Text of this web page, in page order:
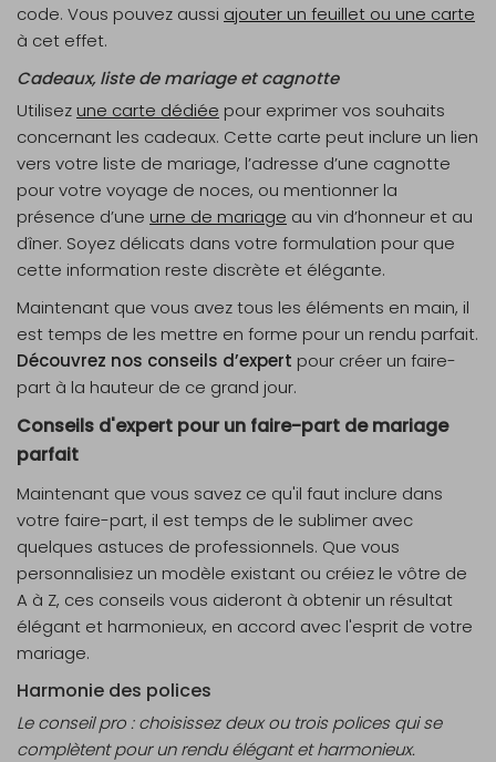
code. Vous pouvez aussi ajouter un feuillet ou une carte
à cet effet.
Cadeaux, liste de mariage et cagnotte
Utilisez une carte dédiée pour exprimer vos souhaits
concernant les cadeaux. Cette carte peut inclure un lien
vers votre liste de mariage, l’adresse d’une cagnotte
pour votre voyage de noces, ou mentionner la
présence d’une urne de mariage au vin d’honneur et au
dîner. Soyez délicats dans votre formulation pour que
cette information reste discrète et élégante.
Maintenant que vous avez tous les éléments en main, il
est temps de les mettre en forme pour un rendu parfait.
Découvrez nos conseils d’expert pour créer un faire-
part à la hauteur de ce grand jour.
Conseils d'expert pour un faire-part de mariage
parfait
Maintenant que vous savez ce qu'il faut inclure dans
votre faire-part, il est temps de le sublimer avec
quelques astuces de professionnels. Que vous
personnalisiez un modèle existant ou créiez le vôtre de
A à Z, ces conseils vous aideront à obtenir un résultat
élégant et harmonieux, en accord avec l'esprit de votre
mariage.
Harmonie des polices
Le conseil pro : choisissez deux ou trois polices qui se
complètent pour un rendu élégant et harmonieux.